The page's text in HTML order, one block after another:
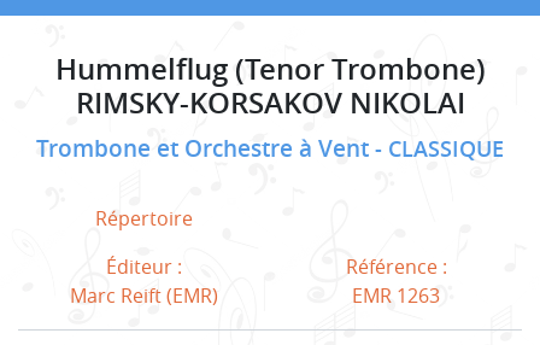
Hummelflug (Tenor Trombone)
RIMSKY-KORSAKOV NIKOLAI
Trombone et Orchestre à Vent CLASSIQUE
Répertoire
Éditeur :
Marc Reift (EMR)
Référence :
EMR 1263